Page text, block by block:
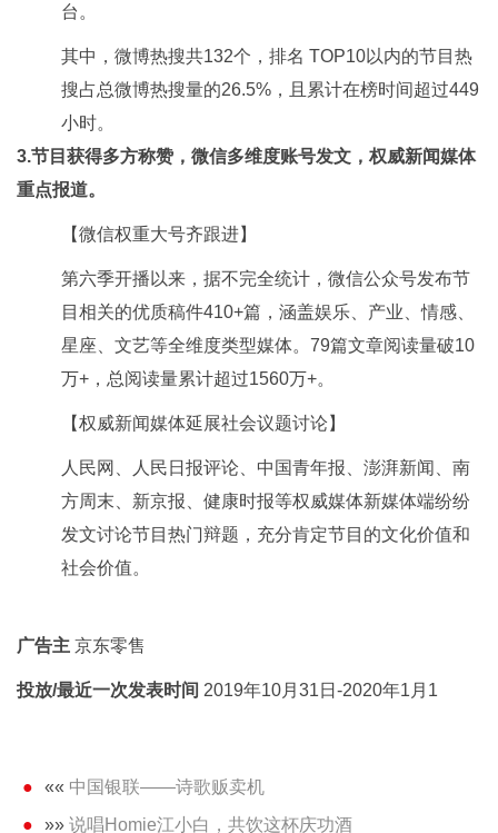
台。
其中，微博热搜共132个，排名 TOP10以内的节目热
搜占总微博热搜量的26.5%，且累计在榜时间超过449
小时。
3.节目获得多方称赞，微信多维度账号发文，权威新闻媒体
重点报道。
【微信权重大号齐跟进】
第六季开播以来，据不完全统计，微信公众号发布节
目相关的优质稿件410+篇，涵盖娱乐、产业、情感、
星座、文艺等全维度类型媒体。79篇文章阅读量破10
万+，总阅读量累计超过1560万+。
【权威新闻媒体延展社会议题讨论】
人民网、人民日报评论、中国青年报、澎湃新闻、南
方周末、新京报、健康时报等权威媒体新媒体端纷纷
发文讨论节目热门辩题，充分肯定节目的文化价值和
社会价值。
广告主 京东零售
投放/最近一次发表时间 2019年10月31日-2020年1月1
«« 中国银联——诗歌贩卖机
»» 说唱Homie江小白，共饮这杯庆功酒